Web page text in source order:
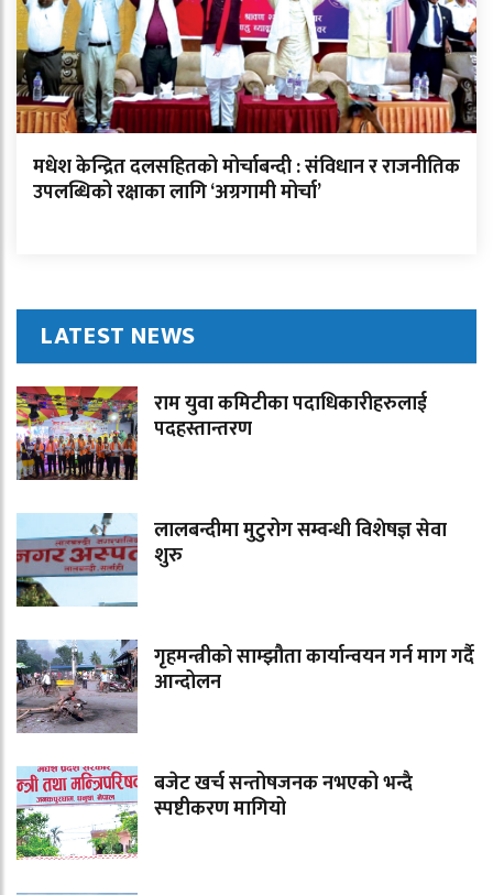
मधेश केन्द्रित दलसहितको मोर्चाबन्दी : संविधान र राजनीतिक
उपलब्धिको रक्षाका लागि ‘अग्रगामी मोर्चा’
LATEST NEWS
राम युवा कमिटीका पदाधिकारीहरुलाई
पदहस्तान्तरण
लालबन्दीमा मुटुरोग सम्वन्धी विशेषज्ञ सेवा
शुरु
गृहमन्त्रीको साम्झौता कार्यान्वयन गर्न माग गर्दै
आन्दोलन
बजेट खर्च सन्तोषजनक नभएको भन्दै
स्पष्टीकरण मागियो